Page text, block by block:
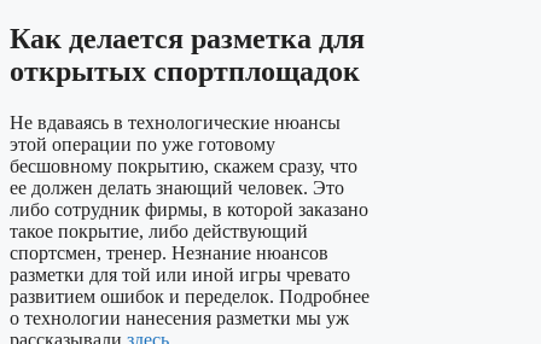
Как делается разметка для
открытых спортплощадок
Не вдаваясь в технологические нюансы
этой операции по уже готовому
бесшовному покрытию, скажем сразу, что
ее должен делать знающий человек. Это
либо сотрудник фирмы, в которой заказано
такое покрытие, либо действующий
спортсмен, тренер. Незнание нюансов
разметки для той или иной игры чревато
развитием ошибок и переделок. Подробнее
о технологии нанесения разметки мы уж